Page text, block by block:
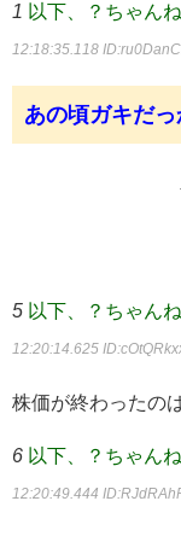
1 以下、？ちゃん
12:18:35.118
あの頃ガキだ
5 以下、？ちゃん
12:20:14.625
株価が終わったの
6 以下、？ちゃん
12:20:49.444